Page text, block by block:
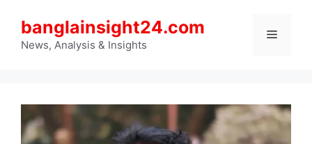
content
banglainsight24.com
News, Analysis & Insights
Menu